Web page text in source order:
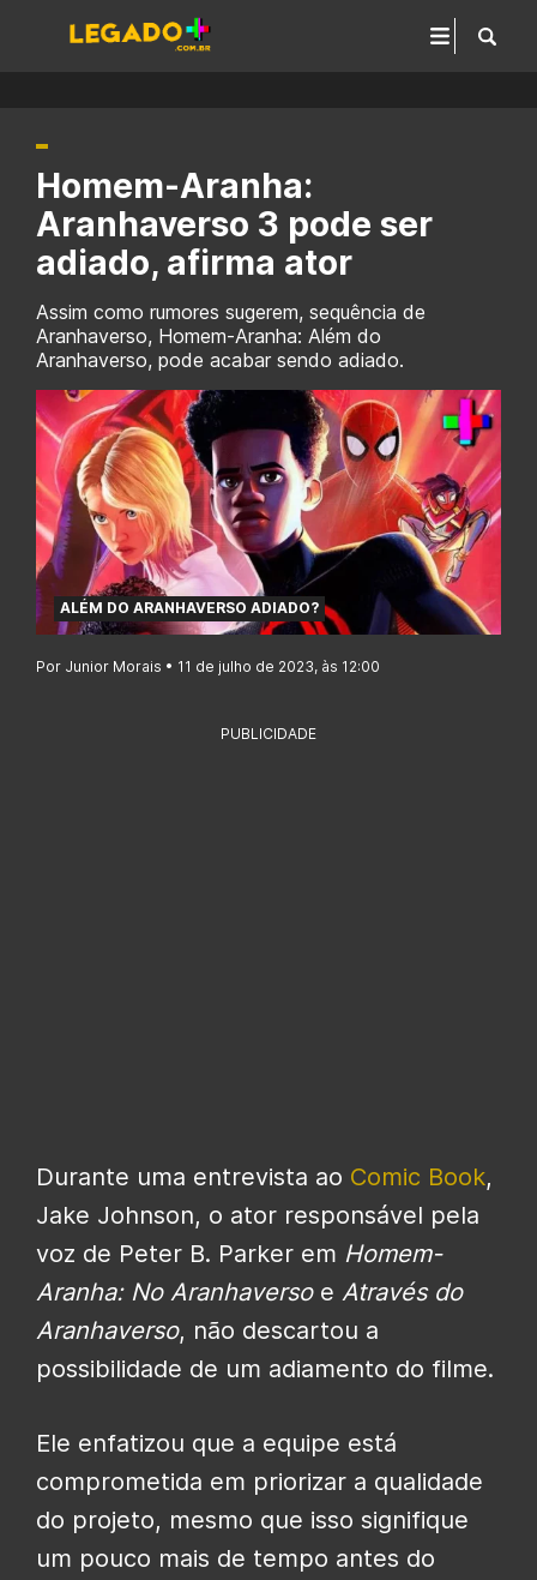
Homem-Aranha:
Aranhaverso 3 pode ser
adiado, afirma ator
Assim como rumores sugerem, sequência de
Aranhaverso, Homem-Aranha: Além do
Aranhaverso, pode acabar sendo adiado.
ALÉM DO ARANHAVERSO ADIADO?
Por Junior Morais • 11 de julho de 2023, às 12:00
PUBLICIDADE
Durante uma entrevista ao Comic Book,
Jake Johnson, o ator responsável pela
voz de Peter B. Parker em Homem-
Aranha: No Aranhaversoe Através do
Aranhaverso, não descartou a
possibilidade de um adiamento do filme.
Ele enfatizou que a equipe está
comprometida em priorizar a qualidade
do projeto, mesmo que isso signifique
um pouco mais de tempo antes do